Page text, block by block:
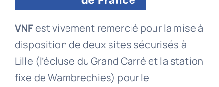
VNFest vivement remercié pour la mise à
disposition de deux sites sécurisés à
Lille (l’écluse du Grand Carré et la station
fixe de Wambrechies) pour le